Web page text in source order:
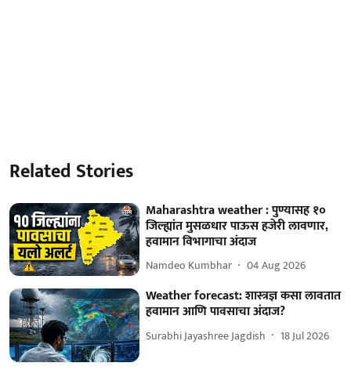
Related Stories
Maharashtra weather : पुण्यासह १०
जिल्ह्यांत मुसळधार पाऊस हजेरी लावणार,
हवामान विभागाचा अंदाज
Namdeo Kumbhar 04 Aug 2026
Weather forecast: शास्त्रज्ञ कसा लावतात
हवामान आणि पावसाचा अंदाज?
Surabhi Jayashree Jagdish 18 Jul 2026